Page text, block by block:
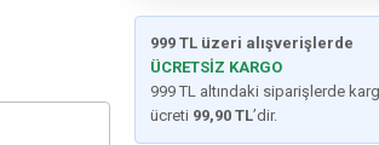
999 TL üzeri alışverişlerde
ÜCRETSİZ KARGO
999 TL altındaki siparişlerde
ücreti 99,90 TL’dir.